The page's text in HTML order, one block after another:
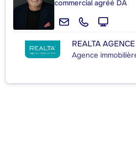
commercial agréé DA
REALTA
Agence